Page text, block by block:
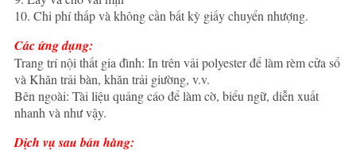
10. Chi phí thấp và không cần bất kỳ giấy chuyển nhượng.
Các ứng dụng:
Trang trí nội thất gia đình: In trên vải polyester để làm rèm cửa sổ
và Khăn trải bàn, khăn trải giường, v.v.
Bên ngoài: Tài liệu quảng cáo để làm cờ, biểu ngữ, diễn xuất
nhanh và như vậy.
Dịch vụ sau bán hàng: